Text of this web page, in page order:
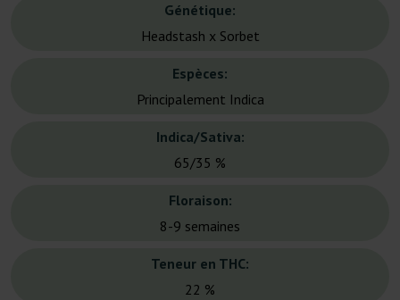
Génétique:
Headstash x Sorbet
Espèces:
Principalement Indica
Indica/Sativa:
65/35 %
Floraison:
8-9 semaines
Teneur en THC:
22 %